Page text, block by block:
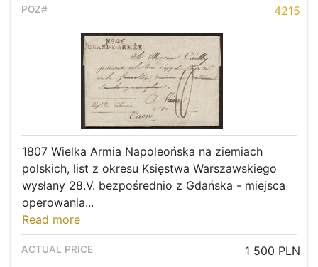
4215
1807 Wielka Armia Napoleońska na ziemiach
polskich, list z okresu Księstwa Warszawskiego
wysłany 28.V. bezpośrednio z Gdańska - miejsca
operowania...
Read more
1 500 PLN